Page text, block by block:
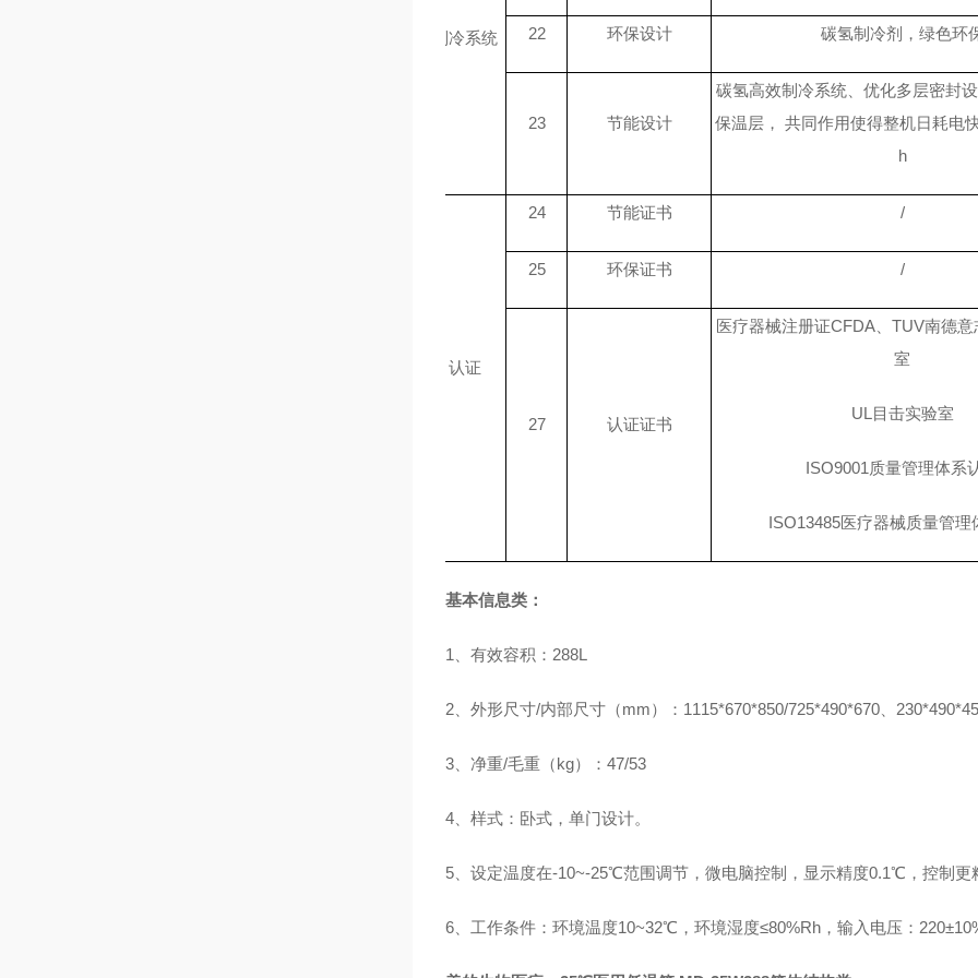
制冷系统 22 环保设计 碳氢制冷剂，绿色环
23 节能设计
碳氢高效制冷系统、优化多层密封
保温层， 共同作用使得整机日耗电
h
认证
24 节能证书 /
25 环保证书 /
27 认证证书
医疗器械注册证CFDA 、TUV南德
室
UL目击实验室
ISO9001质量管理体系
ISO13485医疗器械质量管理
基本信息类：
1、有效容积：288L
2、外形尺寸/内部尺寸（mm）：1115*670*850/725*490*670、
3、净重/毛重（kg）：47/53
4、样式：卧式，单门设计。
5、设定温度在-10~-25℃范围调节，微电脑控制，显示精度0.1℃，控制更
6、工作条件：环境温度10~32℃，环境湿度≤80%Rh，输入电压：